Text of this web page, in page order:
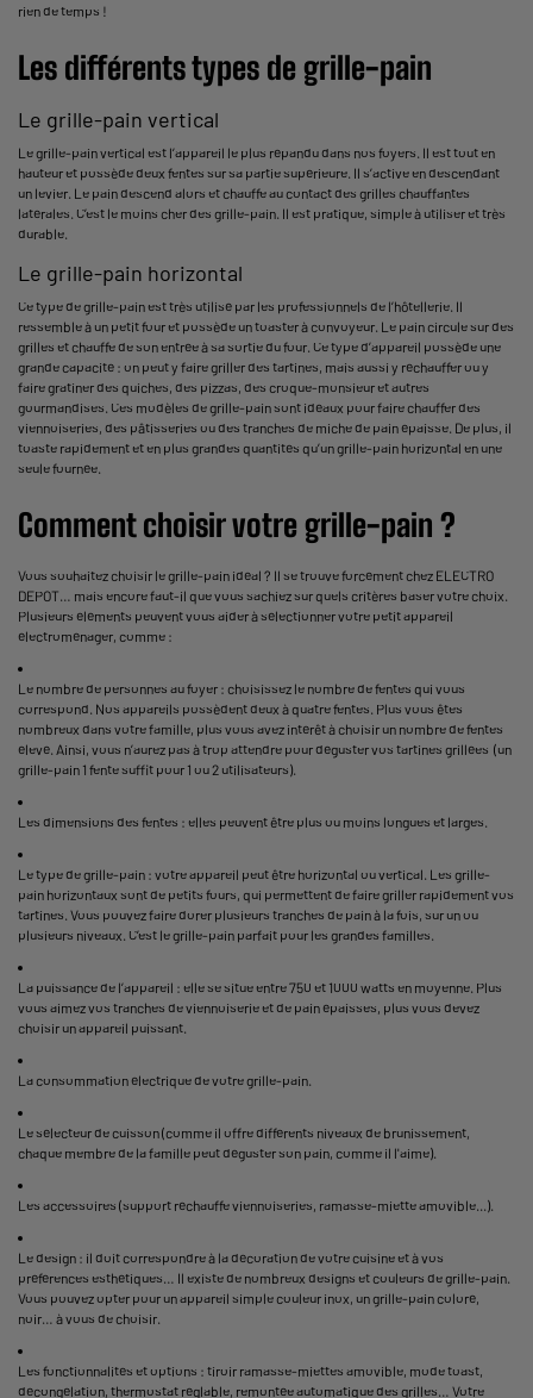
rien de temps !
Les différents types de grille-pain
Le grille-pain vertical
Le grille-pain vertical est l’appareil le plus répandu dans nos foyers. Il est tout en
hauteur et possède deux fentes sur sa partie supérieure. Il s’active en descendant
un levier. Le pain descend alors et chauffe au contact des grilles chauffantes
latérales. C’est le moins cher des grille-pain. Il est pratique, simple à utiliser et très
durable.
Le grille-pain horizontal
Ce type de grille-pain est très utilisé par les professionnels de l’hôtellerie. Il
ressemble à un petit four et possède un toaster à convoyeur. Le pain circule sur des
grilles et chauffe de son entrée à sa sortie du four. Ce type d’appareil possède une
grande capacité : on peut y faire griller des tartines, mais aussi y réchauffer ou y
faire gratiner des quiches, des pizzas, des croque-monsieur et autres
gourmandises. Ces modèles de grille-pain sont idéaux pour faire chauffer des
viennoiseries, des pâtisseries ou des tranches de miche de pain épaisse. De plus, il
toaste rapidement et en plus grandes quantités qu’un grille-pain horizontal en une
seule fournée.
Comment choisir votre grille-pain ?
Vous souhaitez choisir le grille-pain idéal ? Il se trouve forcément chez ELECTRO
DEPOT… mais encore faut-il que vous sachiez sur quels critères baser votre choix.
Plusieurs éléments peuvent vous aider à sélectionner votre petit appareil
électroménager, comme :
Le nombre de personnes au foyer : choisissez le nombre de fentes qui vous
correspond. Nos appareils possèdent deux à quatre fentes. Plus vous êtes
nombreux dans votre famille, plus vous avez intérêt à choisir un nombre de fentes
élevé. Ainsi, vous n’aurez pas à trop attendre pour déguster vos tartines grillées (un
grille-pain 1 fente suffit pour 1 ou 2 utilisateurs).
Les dimensions des fentes : elles peuvent être plus ou moins longues et larges.
Le type de grille-pain : votre appareil peut être horizontal ou vertical. Les grille-
pain horizontaux sont de petits fours, qui permettent de faire griller rapidement vos
tartines. Vous pouvez faire dorer plusieurs tranches de pain à la fois, sur un ou
plusieurs niveaux. C’est le grille-pain parfait pour les grandes familles.
La puissance de l’appareil : elle se situe entre 750 et 1000 watts en moyenne. Plus
vous aimez vos tranches de viennoiserie et de pain épaisses, plus vous devez
choisir un appareil puissant.
La consommation électrique de votre grille-pain.
Le sélecteur de cuisson (comme il offre différents niveaux de brunissement,
chaque membre de la famille peut déguster son pain, comme il l'aime).
Les accessoires (support réchauffe viennoiseries, ramasse-miette amovible...).
Le design : il doit correspondre à la décoration de votre cuisine et à vos
préférences esthétiques… Il existe de nombreux designs et couleurs de grille-pain.
Vous pouvez opter pour un appareil simple couleur inox, un grille-pain coloré,
noir… à vous de choisir.
Les fonctionnalités et options : tiroir ramasse-miettes amovible, mode toast,
décongélation, thermostat réglable, remontée automatique des grilles… Votre